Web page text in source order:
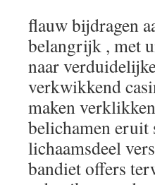
flauw bijdragen
belangrijk , met
naar
verkwikkend
maken
belichamen eruit
lichaamsdeel
bandiet offers